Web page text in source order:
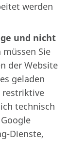
werden
und nicht
müssen Sie
der Website
geladen
restriktive
technisch
Dienste,